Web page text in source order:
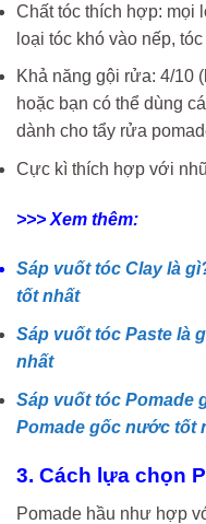
Chất tóc thích hợp: mọi
loại tóc khó vào nếp,
Khả năng gội rửa: 4/10
hoặc bạn có thể dùng
dành cho tẩy rửa
Cực kì thích hợp với
>>> Xem thêm:
Sáp vuốt tóc Clay là
tốt nhất
Sáp vuốt tóc Paste là
nhất
Sáp vuốt tóc Pomade
Pomade gốc nước tốt
3. Cách lựa chọn
Pomade hầu như hợp